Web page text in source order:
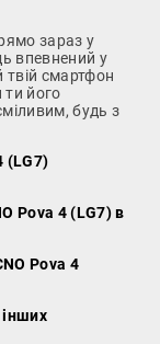
зараз у
впевнений у
твій смартфон
його
будь з
(LG7)
Pova 4 (LG7) в
Pova 4
інших